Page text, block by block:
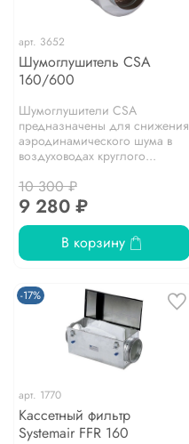
арт. 3652
Шумоглушитель CSA
160/600
Шумоглушители CSA
предназначены для снижения
аэpодинамического шума в
воздуховодах круглого...
10 300 ₽
9 280 ₽
В корзину
-17%
арт. 1770
Кассетный фильтр
Systemair FFR 160